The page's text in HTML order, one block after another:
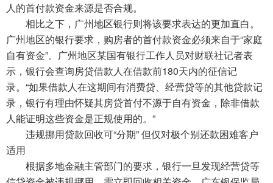
人的首付款资金来源是否合规。
相比之下，广州地区银行则将该要求表达的更加直白。
广州地区的银行要求，购房者的首付款资金必须来自于“家庭
自有资金”。广州地区某国有银行工作人员对财联社记者表
示，银行会查询房贷借款人在借款前180天内的征信记
录。“如果借款人在这期间有消费贷、经营贷等的其他贷款记
录，银行有理由怀疑其房贷首付不源于自有资金，除非借款
人能证明这些资金是正规使用的。”
违规挪用贷款回收可“分期” 但仅对极个别还款困难客户
适用
根据多地金融主管部门的要求，银行一旦发现经营贷等